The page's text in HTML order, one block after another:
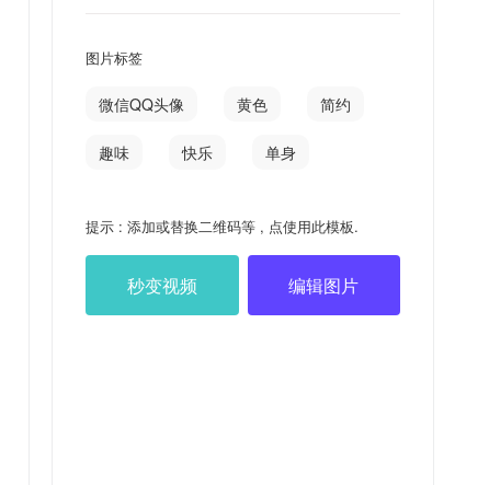
图片标签
微信QQ头像 黄色 简约
趣味 快乐 单身
提示 : 添加或替换二维码等 , 点使用此模板.
秒变视频 编辑图片